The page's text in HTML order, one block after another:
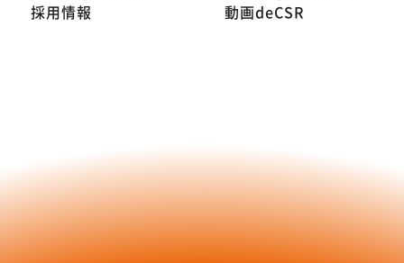
採用情報 動画deCSR